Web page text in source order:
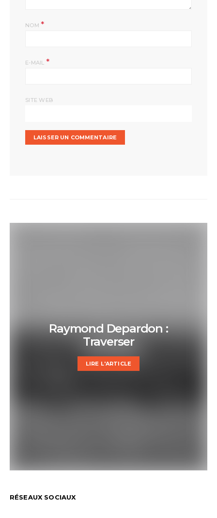
NOM*
E-MAIL *
SITE WEB
Raymond Depardon :
Traverser
LIRE L'ARTICLE
RÉSEAUX SOCIAUX